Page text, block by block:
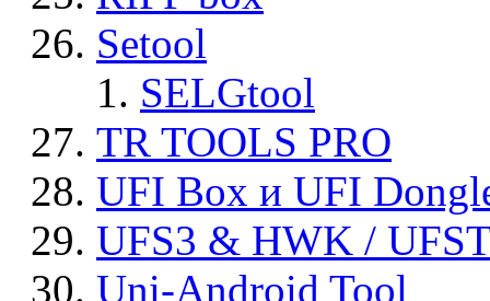
Setool
SELGtool
TR TOOLS PRO
UFI Box и UFI
UFS3 & HWK /
Uni-Android Tool